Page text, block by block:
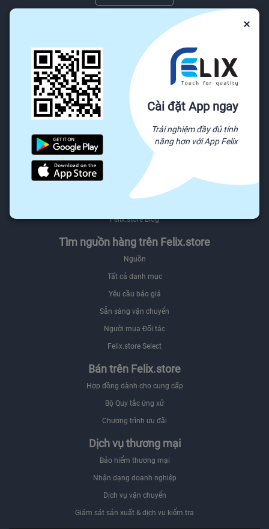
Chúng tôi sẽ không bao giờ chia sẻ thông tin email của bạn cho bên thứ ba.
Dịch vụ khách hàng
Trung tâm trợ giúp
Báo cáo lạm dụng
Chính sách & Quy định
Được trả tiền khi bạn phản hồi
Giới thiệu
Giới thiệu Felix.store
Giới thiệu hệ sinh thái Felix
Felix.store Blog
Tìm nguồn hàng trên Felix.store
Nguồn
Tất cả danh mục
Yêu cầu báo giá
Sẵn sàng vận chuyển
Người mua Đối tác
Felix.store Select
Bán trên Felix.store
Hợp đồng dành cho cung cấp
Bộ Quy tắc ứng xử
Chương trình ưu đãi
Dịch vụ thương mại
Bảo hiểm thương mại
Nhận dạng doanh nghiệp
Dịch vụ vận chuyển
Giám sát sản xuất & dịch vụ kiểm tra
×
Cài đặt App ngay
Trải nghiệm đầy đủ tính
năng hơn với App Felix